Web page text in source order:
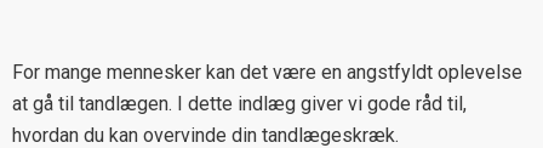
For mange mennesker kan det være en angstfyldt oplevelse
at gå til tandlægen. I dette indlæg giver vi gode råd til,
hvordan du kan overvinde din tandlægeskræk.